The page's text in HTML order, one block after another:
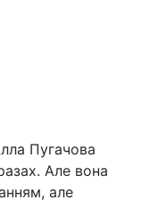
Пугачова
Але вона
але